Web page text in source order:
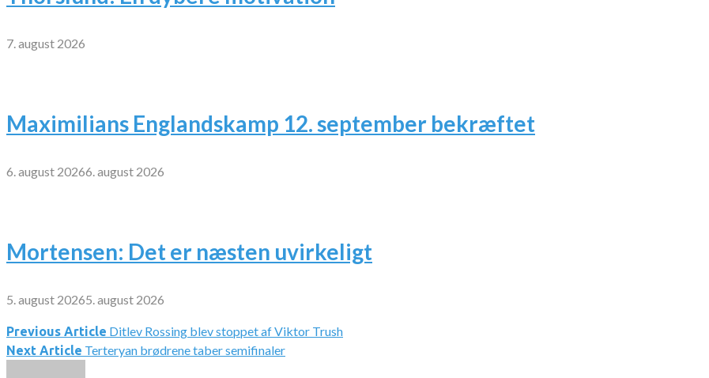
7. august 2026
Maximilians Englandskamp 12. september bekræftet
6. august 20266. august 2026
Mortensen: Det er næsten uvirkeligt
5. august 20265. august 2026
Indlægsnavigation
Previous Article Ditlev Rossing blev stoppet af Viktor Trush
Next Article Terteryan brødrene taber semifinaler